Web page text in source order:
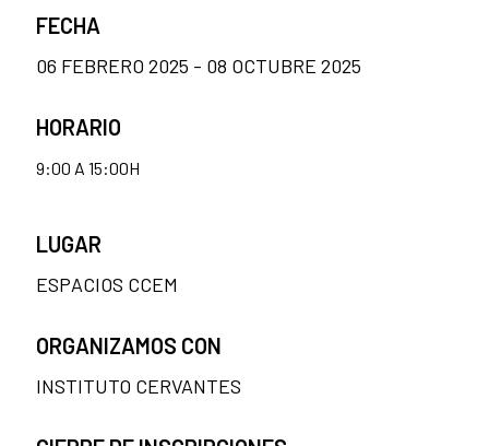
FECHA
06 FEBRERO 2025 - 08 OCTUBRE 2025
HORARIO
9:00 A 15:00H
LUGAR
ESPACIOS CCEM
ORGANIZAMOS CON
INSTITUTO CERVANTES